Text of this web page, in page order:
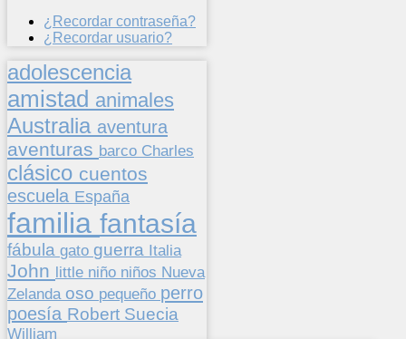
¿Recordar contraseña?
¿Recordar usuario?
adolescencia
amistad animales
Australia aventura
aventuras barco Charles
clásico cuentos
escuela España
familia fantasía
fábula gato guerra Italia
John little niño niños Nueva
Zelanda oso pequeño perro
poesía Robert Suecia
William